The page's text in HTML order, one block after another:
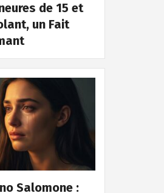
de 15 et
un Fait
Salomone :